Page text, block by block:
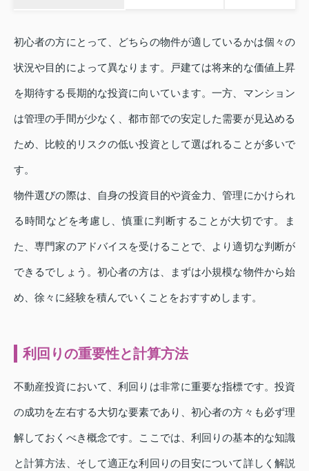
初心者の方にとって、どちらの物件が適しているかは個々の
状況や目的によって異なります。戸建ては将来的な価値上昇
を期待する長期的な投資に向いています。一方、マンション
は管理の手間が少なく、都市部での安定した需要が見込める
ため、比較的リスクの低い投資として選ばれることが多いで
す。
物件選びの際は、自身の投資目的や資金力、管理にかけられ
る時間などを考慮し、慎重に判断することが大切です。ま
た、専門家のアドバイスを受けることで、より適切な判断が
できるでしょう。初心者の方は、まずは小規模な物件から始
め、徐々に経験を積んでいくことをおすすめします。
利回りの重要性と計算方法
不動産投資において、利回りは非常に重要な指標です。投資
の成功を左右する大切な要素であり、初心者の方々も必ず理
解しておくべき概念です。ここでは、利回りの基本的な知識
と計算方法、そして適正な利回りの目安について詳しく解説